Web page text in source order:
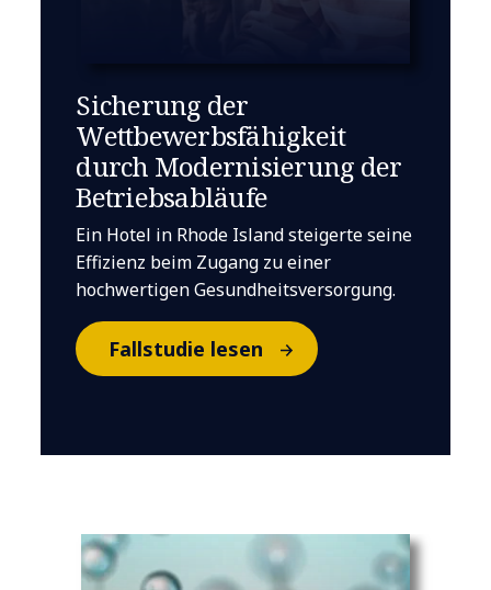
Sicherung der
Wettbewerbsfähigkeit
durch Modernisierung der
Betriebsabläufe
Ein Hotel in Rhode Island steigerte seine
Effizienz beim Zugang zu einer
hochwertigen Gesundheitsversorgung.
Fallstudie lesen